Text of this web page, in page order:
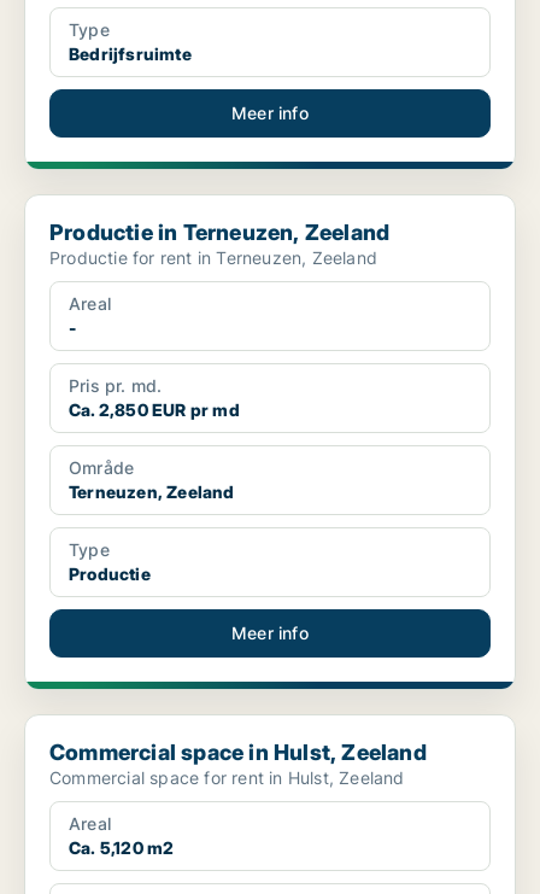
Type
Bedrijfsruimte
Meer info
Productie in Terneuzen, Zeeland
Productie in Terneuzen, Zeeland
Productie for rent in Terneuzen, Zeeland
Areal
-
Pris pr. md.
Ca. 2,850 EUR pr md
Område
Terneuzen, Zeeland
Type
Productie
Meer info
Commercial space in Hulst, Zeeland
Commercial space in Hulst, Zeeland
Commercial space for rent in Hulst, Zeeland
Areal
Ca. 5,120 m2